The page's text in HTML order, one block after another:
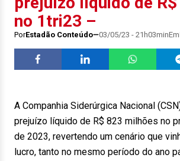
no 1tri23 –
PorEstadão Conteúdo 03/05/23 - 21h03minEm
A Companhia Siderúrgica Nacional
prejuízo líquido de R$ 823 milhões no
de 2023, revertendo um cenário que
lucro, tanto no mesmo período do ano